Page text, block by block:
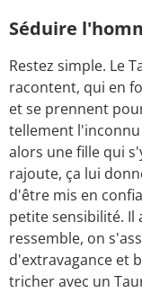
Séduire
Restez simple. Le
racontent, qui en
et se prennent
tellement
alors une fille qui
rajoute, ça lui
d'être mis en
petite sensibilité.
ressemble, on
d'extravagance et
tricher avec un